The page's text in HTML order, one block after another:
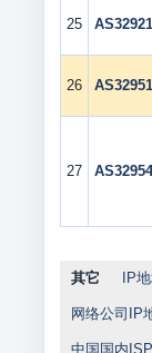
25
26
27
其它 IP
网络公司IP
中国国内